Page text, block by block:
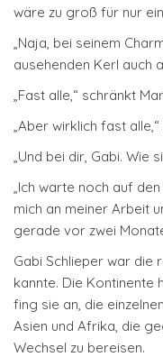
wäre zu groß für nur
„Naja, bei seinem
ausehenden Kerl auch
„Fast alle,“ schränkt
„Aber wirklich fast
„Und bei dir, Gabi. Wie
„Ich warte noch auf
mich an meiner Arbeit
gerade vor zwei
Gabi Schlieper war die
kannte. Die Kontinente
fing sie an, die
Asien und Afrika, die
Wechsel zu bereisen.